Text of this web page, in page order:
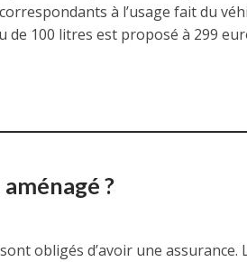
à l’usage fait du
de 100 litres est proposé à 299
?
obligés d’avoir une assurance.